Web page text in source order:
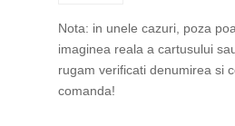
Nota: in unele cazuri, poza
imaginea reala a cartusului
rugam verificati denumirea si
comanda!